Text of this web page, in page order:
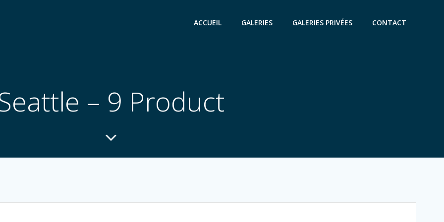
ACCUEIL GALERIES GALERIES PRIVÉES CONTACT
– 9 Product